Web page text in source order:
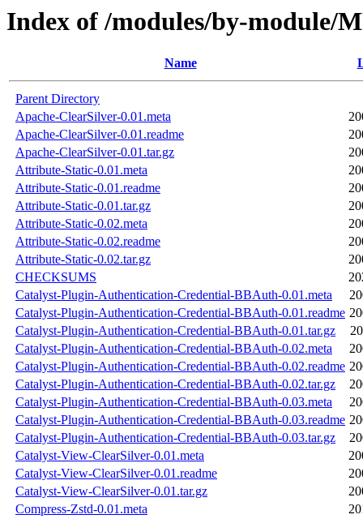
Index of /modules/by-module/
Name
Parent Directory
Apache-ClearSilver-0.01.meta
Apache-ClearSilver-0.01.readme
Apache-ClearSilver-0.01.tar.gz
Attribute-Static-0.01.meta
Attribute-Static-0.01.readme
Attribute-Static-0.01.tar.gz
Attribute-Static-0.02.meta
Attribute-Static-0.02.readme
Attribute-Static-0.02.tar.gz
CHECKSUMS
Catalyst-Plugin-Authentication-Credential-BBAuth-0.01.meta
Catalyst-Plugin-Authentication-Credential-BBAuth-0.01.readme
Catalyst-Plugin-Authentication-Credential-BBAuth-0.01.tar.gz
Catalyst-Plugin-Authentication-Credential-BBAuth-0.02.meta
Catalyst-Plugin-Authentication-Credential-BBAuth-0.02.readme
Catalyst-Plugin-Authentication-Credential-BBAuth-0.02.tar.gz
Catalyst-Plugin-Authentication-Credential-BBAuth-0.03.meta
Catalyst-Plugin-Authentication-Credential-BBAuth-0.03.readme
Catalyst-Plugin-Authentication-Credential-BBAuth-0.03.tar.gz
Catalyst-View-ClearSilver-0.01.meta
Catalyst-View-ClearSilver-0.01.readme
Catalyst-View-ClearSilver-0.01.tar.gz
Compress-Zstd-0.01.meta